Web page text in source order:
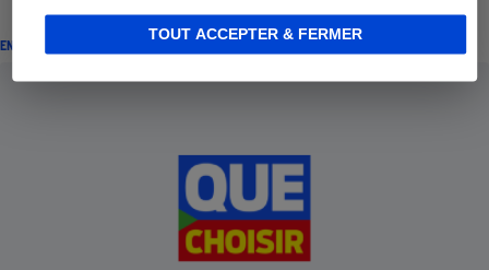
TOUT ACCEPTER & FERMER
ENQUÊTE